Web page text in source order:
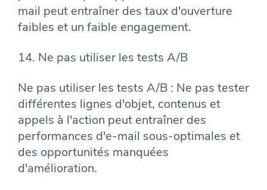
mail peut entraîner des taux d'ouverture
faibles et un faible engagement.
14. Ne pas utiliser les tests A/B
Ne pas utiliser les tests A/B : Ne pas tester
différentes lignes d'objet, contenus et
appels à l'action peut entraîner des
performances d'e-mail sous-optimales et
des opportunités manquées
d'amélioration.